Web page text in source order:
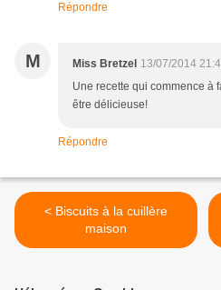
Répondre
M Miss Bretzel 13/07/2014
Une recette qui commence à
être délicieuse!
Répondre
< Biscuits à la cuillère
maison